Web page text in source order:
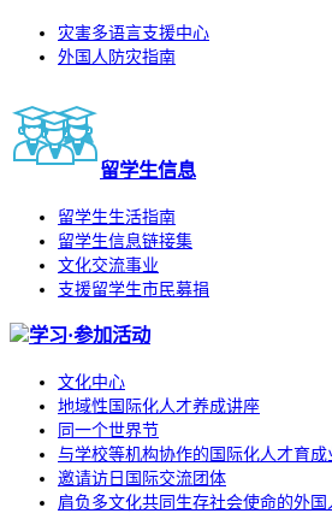
灾害多语言支援中心
外国人防灾指南
留学生信息
留学生生活指南
留学生信息链接集
文化交流事业
支援留学生市民募捐
学习·参加活动
文化中心
地域性国际化人才养成讲座
同一个世界节
与学校等机构协作的国际化人才育成
邀请访日国际交流团体
肩负多文化共同生存社会使命的外